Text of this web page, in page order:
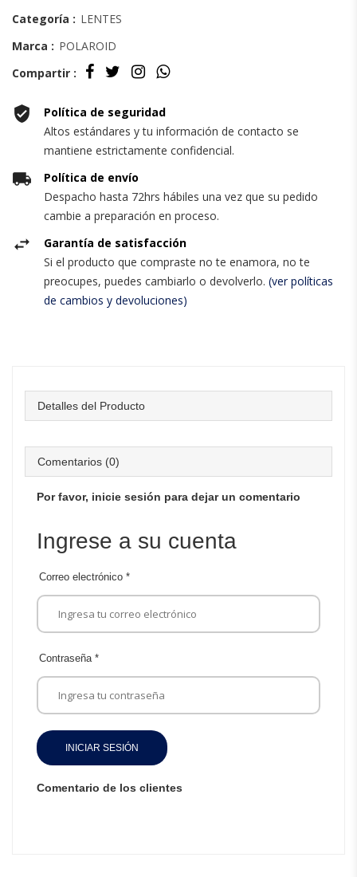
Categoría : LENTES
Marca : POLAROID
Compartir :
Política de seguridad
Altos estándares y tu información de contacto se
mantiene estrictamente confidencial.
Política de envío
Despacho hasta 72hrs hábiles una vez que su pedido
cambie a preparación en proceso.
Garantía de satisfacción
Si el producto que compraste no te enamora, no te
preocupes, puedes cambiarlo o devolverlo. (ver políticas
de cambios y devoluciones)
Detalles del Producto
Comentarios (0)
Por favor, inicie sesión para dejar un comentario
Ingrese a su cuenta
Correo electrónico *
Contraseña *
INICIAR SESIÓN
Comentario de los clientes